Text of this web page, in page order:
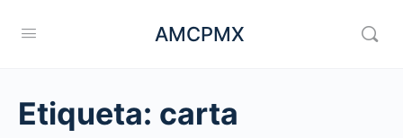
AMCPMX
Etiqueta: carta